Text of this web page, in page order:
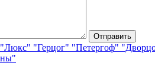
"Люкс" "Герцог" "Петергоф"